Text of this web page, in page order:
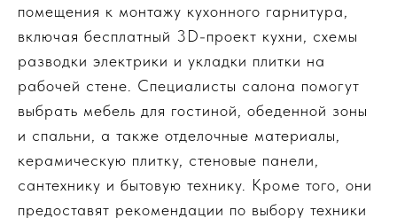
помещения к монтажу кухонного гарнитура,
включая бесплатный 3D-проект кухни, схемы
разводки электрики и укладки плитки на
рабочей стене. Специалисты салона помогут
выбрать мебель для гостиной, обеденной зоны
и спальни, а также отделочные материалы,
керамическую плитку, стеновые панели,
сантехнику и бытовую технику. Кроме того, они
предоставят рекомендации по выбору техники